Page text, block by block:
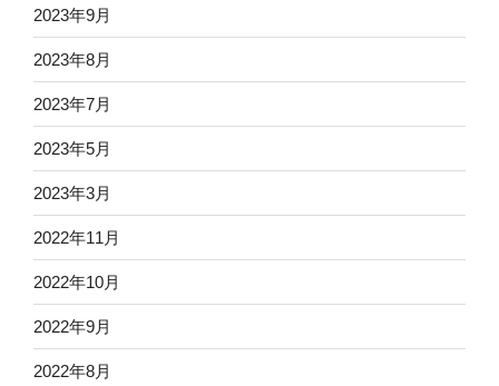
2023年9月
2023年8月
2023年7月
2023年5月
2023年3月
2022年11月
2022年10月
2022年9月
2022年8月